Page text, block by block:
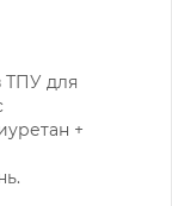
ТПУ для
+